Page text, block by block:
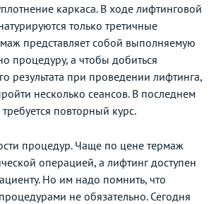
каркаса. В ходе лифтинговой
только третичные
представляет собой выполняемую
процедуру, а чтобы добиться
результата при проведении лифтинга,
несколько сеансов. В последнем
повторный курс.
процедур. Чаще по цене термаж
операцией, а лифтинг доступен
Но им надо помнить, что
не обязательно. Сегодня